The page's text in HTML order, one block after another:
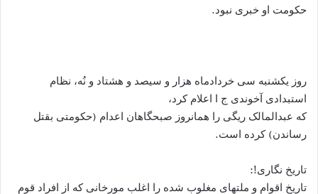
حکومت او خبری نبود.
روز یکشنبه سی خردادماه هزار و سیصد و هشتاد و نُه، نظام
استبدادی آخوندی ج ا اعلام کرد،
که عبدالمالک ریگی را همانروز صبحگاهان اعدام (حکومتی بقتل
رساندن) کرده است.
تاریخ نگاری!:
تاریخ اقوام و ملتهای مغلوب شده را اغلب مورخانی که از افراد قوم